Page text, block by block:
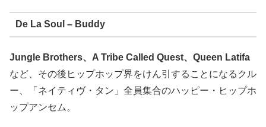
De La Soul – Buddy
Jungle Brothers、A Tribe Called Quest、Queen Latifa
など、その後ヒップホップ界をけん引することになるクル
ー、「ネイティヴ・タン」全員集合のハッピー・ヒップホ
ップアンセム。